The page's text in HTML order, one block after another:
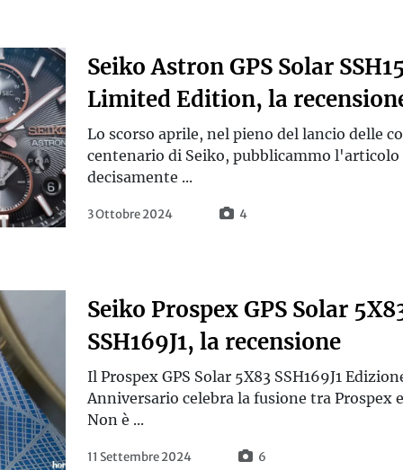
Seiko Astron GPS Solar
Limited Edition, la
Lo scorso aprile, nel pieno del lancio delle
centenario di Seiko, pubblicammo
decisamente ...
3 Ottobre 2024 4
Seiko Prospex GPS Solar
SSH169J1, la recensione
Il Prospex GPS Solar 5X83 SSH169J1
Anniversario celebra la fusione tra Prospex
Non è ...
11 Settembre 2024 6